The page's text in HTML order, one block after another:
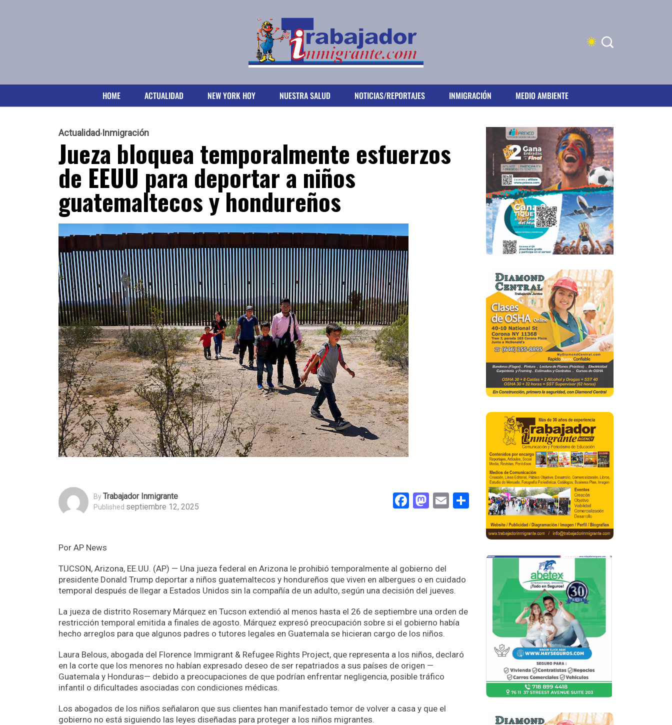
HOME ACTUALIDAD NEW YORK HOY NUESTRA SALUD NOTICIAS/REPORTAJES INMIGRACIÓN MEDIO AMBIENTE
Actualidad Inmigración
Jueza bloquea temporalmente esfuerzos
de EEUU para deportar a niños
guatemaltecos y hondureños
ByTrabajador Inmigrante
Published septiembre 12, 2025 Facebook
Mastodon
EmailCompartir
Por AP News
TUCSON, Arizona, EE.UU. (AP) — Una jueza federal en Arizona le prohibió temporalmente al gobierno del
presidente Donald Trump deportar a niños guatemaltecos y hondureños que viven en albergues o en cuidado
temporal después de llegar a Estados Unidos sin la compañía de un adulto, según una decisión del jueves.
La jueza de distrito Rosemary Márquez en Tucson extendió al menos hasta el 26 de septiembre una orden de
restricción temporal emitida a finales de agosto. Márquez expresó preocupación sobre si el gobierno había
hecho arreglos para que algunos padres o tutores legales en Guatemala se hicieran cargo de los niños.
Laura Belous, abogada del Florence Immigrant & Refugee Rights Project, que representa a los niños, declaró
en la corte que los menores no habían expresado deseo de ser repatriados a sus países de origen —
Guatemala y Honduras— debido a preocupaciones de que podrían enfrentar negligencia, posible tráfico
infantil o dificultades asociadas con condiciones médicas.
Los abogados de los niños señalaron que sus clientes han manifestado temor de volver a casa y que el
gobierno no está siguiendo las leyes diseñadas para proteger a los niños migrantes.